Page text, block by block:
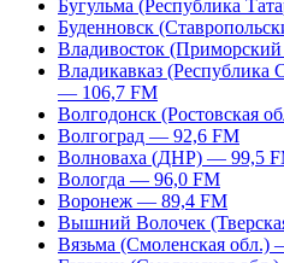
Бугульма (Республика
Буденновск
Владивосток
Владикавказ
— 106,7 FM
Волгодонск (Ростовская
Волгоград — 92,6 FM
Волноваха (ДНР) — 99,5
Вологда — 96,0 FM
Воронеж — 89,4 FM
Вышний Волочек
Вязьма (Смоленская обл.)